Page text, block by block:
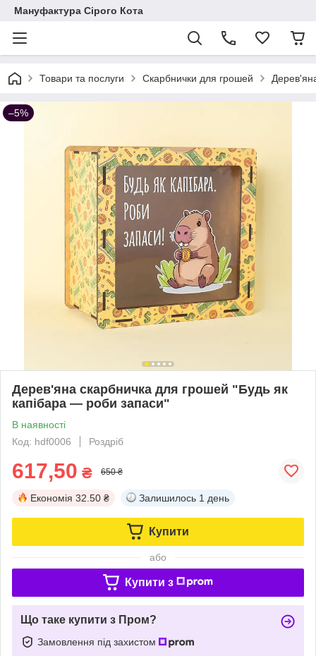
Мануфактура Сірого Кота
Товари та послуги Cкарбнички для грошей
–5%
Дерев'яна скарбничка для грошей "Будь як
капібара — роби запаси"
В наявності
Код: hdf0006
Роздріб
617,50 ₴ 650 ₴
Економія 32.50 ₴ Залишилось 1 день
Купити
або
Купити з
Що таке купити з Пром?
Замовлення під захистом